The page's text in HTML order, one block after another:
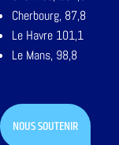
Cherbourg, 87,8
Le Havre 101,1
Le Mans, 98,8
NOUS SOUTENIR